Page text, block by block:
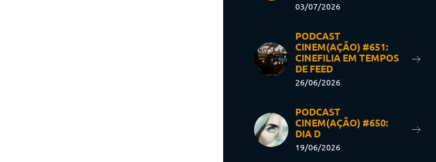
03/07/2026
PODCAST
CINEM(AÇÃO) #651:
CINEFILIA EM TEMPOS
DE FEED
26/06/2026
PODCAST
CINEM(AÇÃO) #650:
DIA D
19/06/2026